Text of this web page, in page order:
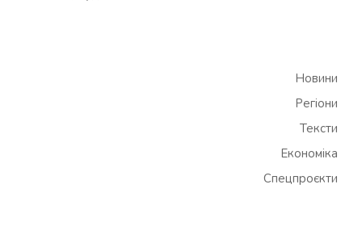
Новини
Регіони
Тексти
Економіка
Спецпроєкти